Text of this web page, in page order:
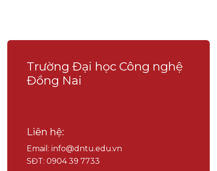
Trường Đại học Công nghệ
Đồng Nai
Liên hệ:
Email: info@dntu.edu.vn
SĐT: 0904 39 7733